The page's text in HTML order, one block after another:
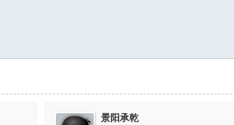
景阳承乾